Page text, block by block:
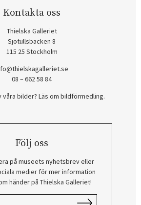
Kontakta oss
Thielska Galleriet
Sjötullsbacken 8
115 25 Stockholm
08 – 662 58 84
våra bilder? Läs om bildförmedling.
Följ oss
på museets nyhetsbrev eller
medier för mer information
händer på Thielska Galleriet!